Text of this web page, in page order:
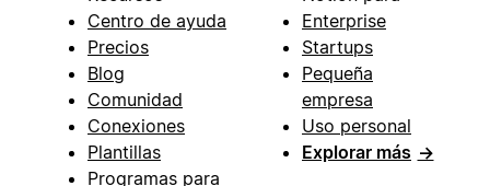
Centro de ayuda
Precios
Blog
Comunidad
Conexiones
Plantillas
Programas para
Enterprise
Startups
Pequeña
empresa
Uso personal
Explorar más →